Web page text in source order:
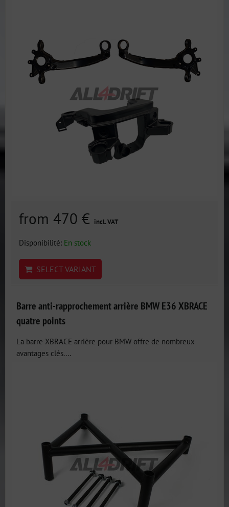
from 470 € incl. VAT
Disponibilité: En stock
SELECT VARIANT
Barre anti-rapprochement arrière BMW E36 XBRACE
quatre points
La barre XBRACE arrière pour BMW offre de nombreux
avantages clés....